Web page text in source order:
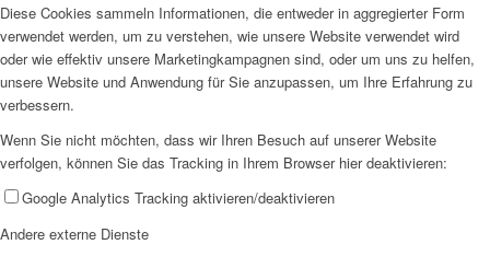
Diese Cookies sammeln Informationen, die entweder in aggregierter Form
verwendet werden, um zu verstehen, wie unsere Website verwendet wird
oder wie effektiv unsere Marketingkampagnen sind, oder um uns zu helfen,
unsere Website und Anwendung für Sie anzupassen, um Ihre Erfahrung zu
verbessern.
Wenn Sie nicht möchten, dass wir Ihren Besuch auf unserer Website
verfolgen, können Sie das Tracking in Ihrem Browser hier deaktivieren:
Google Analytics Tracking aktivieren/deaktivieren
Andere externe Dienste